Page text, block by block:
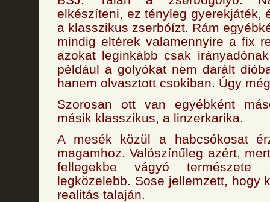
elkészíteni, ez tényleg gyerekjáték,
a klasszikus zserbóízt. Rám
mindig eltérek valamennyire a fix
azokat leginkább csak
például a golyókat nem darált
hanem olvasztott csokiban. Úgy
Szorosan ott van egyébként
másik klasszikus, a linzerkarika.
A mesék közül a habcsókosat
magamhoz. Valószínűleg azért,
fellegekbe vágyó
legközelebb. Sose jellemzett, hogy
realitás talaján.